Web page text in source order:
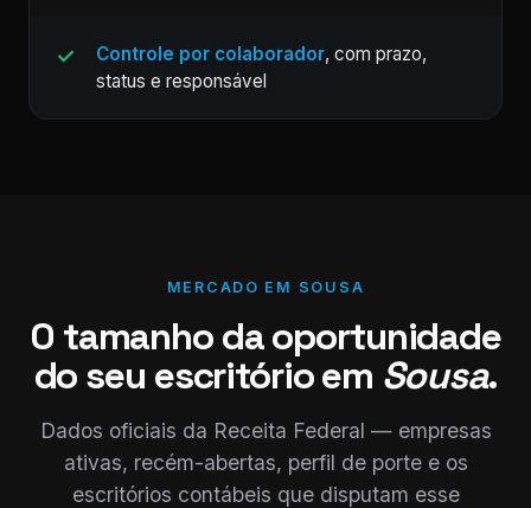
Controle por colaborador, com prazo,
status e responsável
MERCADO EM SOUSA
O tamanho da oportunidade
do seu escritório em Sousa.
Dados oficiais da Receita Federal — empresas
ativas, recém-abertas, perfil de porte e os
escritórios contábeis que disputam esse